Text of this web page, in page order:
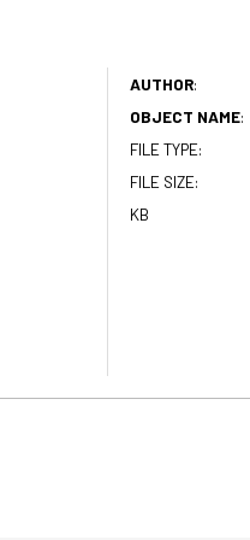
AUTHOR:
OBJECT NAME:
FILE TYPE:
FILE SIZE:
KB